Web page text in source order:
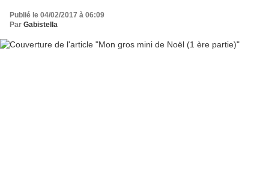
Publié le 04/02/2017 à 06:09
Par Gabistella